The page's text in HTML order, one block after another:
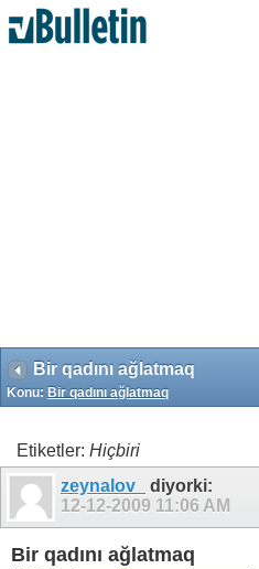
Bir qadını ağlatmaq
Konu: Bir qadını ağlatmaq
Etiketler: Hiçbiri
zeynalov_
diyorki:
12-12-2009 11:06 AM
Bir qadını ağlatmaq
Search Engine Optimization by